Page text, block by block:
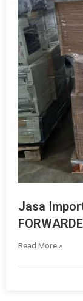
Jasa
Read More »